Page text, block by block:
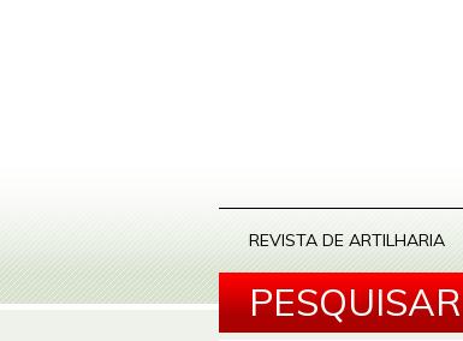
REVISTA DE ARTILHARIA
PESQUISAR